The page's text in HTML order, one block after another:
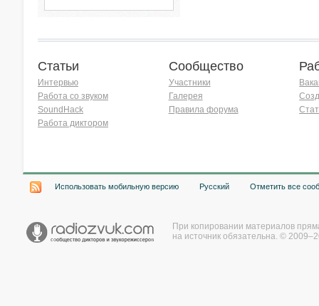
Статьи
Интервью
Работа со звуком
SoundHack
Работа диктором
Сообщество
Участники
Галерея
Правила форума
Использовать мобильную версию Русский Отметить все
При копировании материалов
на источник обязательна. ©